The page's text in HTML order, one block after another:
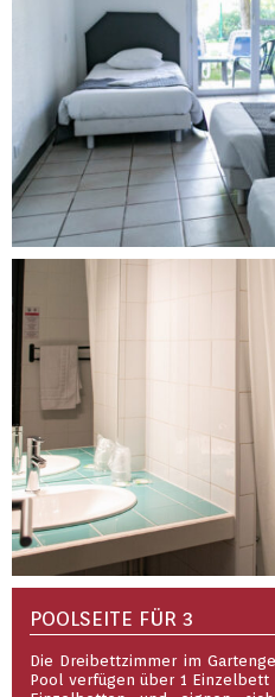
POOLSEITE FÜR 3
Die Dreibettzimmer im
Pool verfügen über 1